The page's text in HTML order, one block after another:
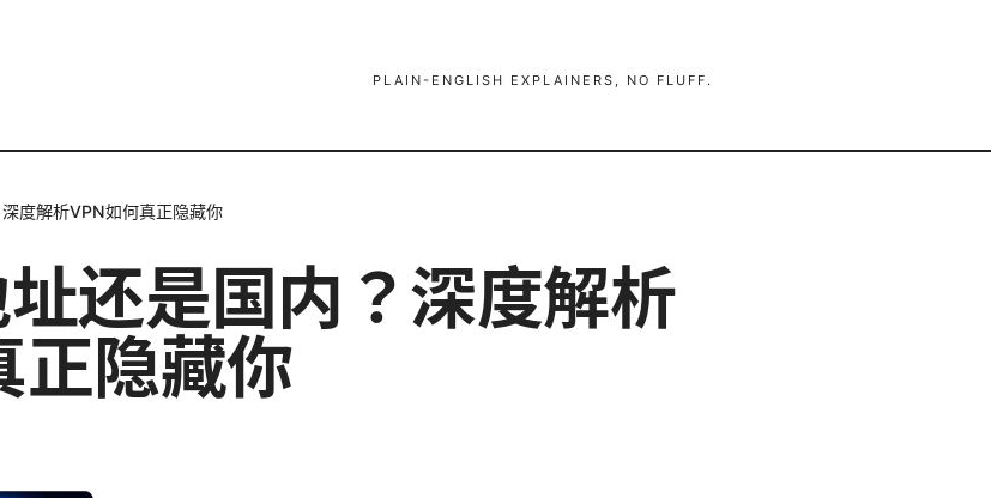
PLAIN-ENGLISH EXPLAINERS, NO FLUFF.
度解析VPN如何真正隐藏你
还是国内？深度解析
正隐藏你